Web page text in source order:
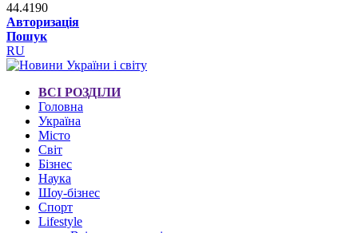
44.4190
Авторизація
Пошук
RU
ВСІ РОЗДІЛИ
Головна
Україна
Місто
Світ
Бізнес
Наука
Шоу-бізнес
Спорт
Lifestyle